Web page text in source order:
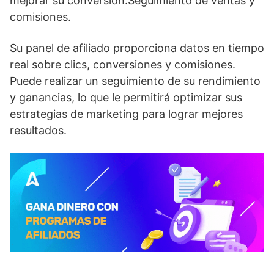
comisiones.
Su panel de afiliado proporciona datos en tiempo
real sobre clics, conversiones y comisiones.
Puede realizar un seguimiento de su rendimiento
y ganancias, lo que le permitirá optimizar sus
estrategias de marketing para lograr mejores
resultados.